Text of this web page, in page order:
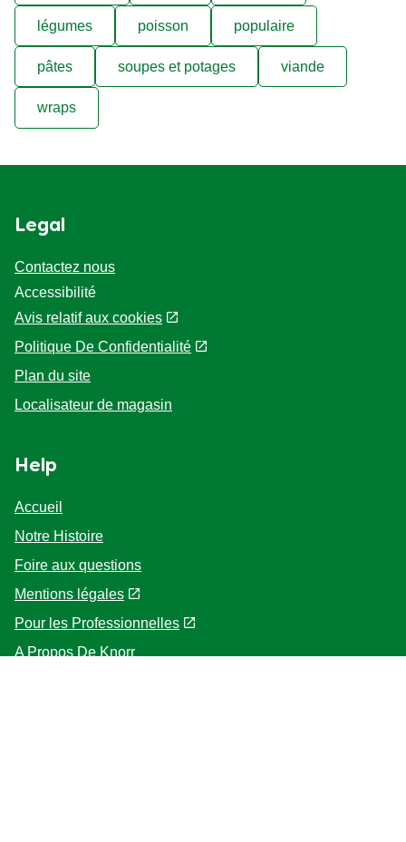
légumes poisson populaire
pâtes soupes et potages viande
wraps
Legal
Contactez nous
Accessibilité
Avis relatif aux cookies
Politique De Confidentialité
Paramètres des cookies
Plan du site
Accueil
Notre Histoire
Foire aux questions
Mentions légales
Pour les Professionnelles